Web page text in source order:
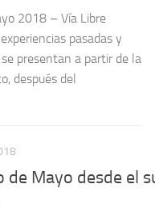
2018 – Vía Libre
pasadas y
presentan a partir de la
después del
de Mayo desde el